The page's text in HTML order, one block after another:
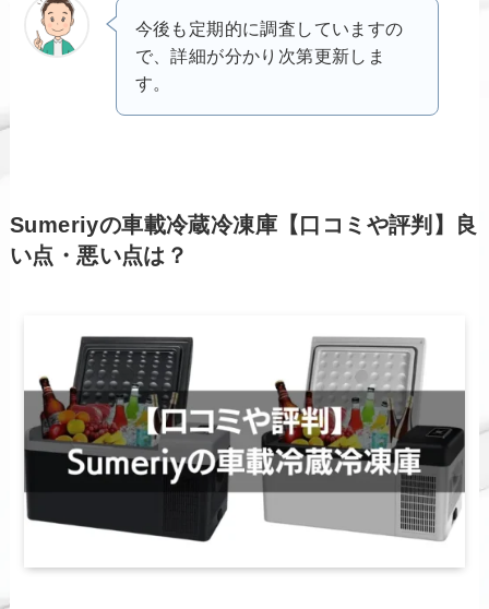
今後も定期的に調査していますの
で、詳細が分かり次第更新しま
す。
Sumeriyの車載冷蔵冷凍庫【口コミや評判】良
い点・悪い点は？